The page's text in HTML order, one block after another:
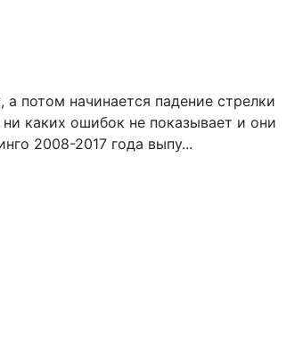
потом начинается падение стрелки
каких ошибок не показывает и они
2008-2017 года выпу...